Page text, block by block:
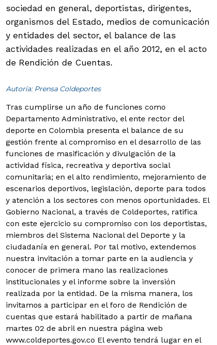
sociedad en general, deportistas, dirigentes,
organismos del Estado, medios de comunicación
y entidades del sector, el balance de las
actividades realizadas en el año 2012, en el acto
de Rendición de Cuentas.
Autoría: Prensa Coldeportes
Tras cumplirse un año de funciones como
Departamento Administrativo, el ente rector del
deporte en Colombia presenta el balance de su
gestión frente al compromiso en el desarrollo de las
funciones de masificación y divulgación de la
actividad física, recreativa y deportiva social
comunitaria; en el alto rendimiento, mejoramiento de
escenarios deportivos, legislación, deporte para todos
y atención a los sectores con menos oportunidades. El
Gobierno Nacional, a través de Coldeportes, ratifica
con este ejercicio su compromiso con los deportistas,
miembros del Sistema Nacional del Deporte y la
ciudadanía en general. Por tal motivo, extendemos
nuestra invitación a tomar parte en la audiencia y
conocer de primera mano las realizaciones
institucionales y el informe sobre la inversión
realizada por la entidad. De la misma manera, los
invitamos a participar en el foro de Rendición de
cuentas que estará habilitado a partir de mañana
martes 02 de abril en nuestra página web
www.coldeportes.gov.co El evento tendrá lugar en el